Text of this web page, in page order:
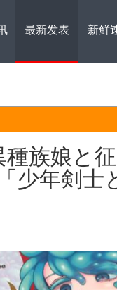
最新发表 新鲜
族娘と
少年剣士